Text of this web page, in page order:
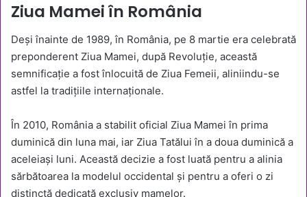
Ziua Mamei în România
Deși înainte de 1989, în România, pe 8 martie era celebrată
preponderent Ziua Mamei, după Revoluție, această
semnificație a fost înlocuită de Ziua Femeii, aliniindu-se
astfel la tradițiile internaționale.
În 2010, România a stabilit oficial Ziua Mamei în prima
duminică din luna mai, iar Ziua Tatălui în a doua duminică a
aceleiași luni. Această decizie a fost luată pentru a alinia
sărbătoarea la modelul occidental și pentru a oferi o zi
distinctă dedicată exclusiv mamelor.